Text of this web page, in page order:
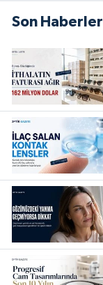
Son Haberler